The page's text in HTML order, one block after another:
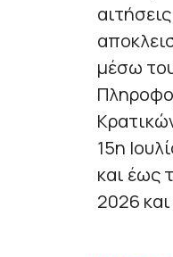
μέσω
15η
και έως
2026